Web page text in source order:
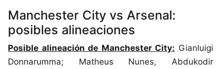
Manchester City vs Arsenal:
posibles alineaciones
Posible alineación de Manchester City: Gianluigi
Donnarumma; Matheus Nunes, Abdukodir